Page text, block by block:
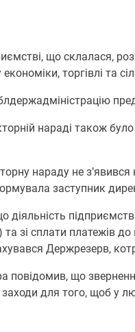
що склалася,
економіки, торгівлі та
нараді також
нараду не
заступник
діяльність
та зі сплати платежів
Держрезерв,
повідомив, що
для того, щоб у